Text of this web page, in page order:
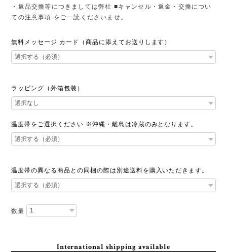
・返品交換等につきましては弊社 ■キャンセル・返金・交換につい
ての注意事項 をご一読くださいませ。
無料メッセージ カード（商品に添えてお送りします）
ラッピング（外箱包装）
温度帯をご選択ください ※沖縄・離島は冷蔵のみとなります。
温度帯の異なる商品との同梱の際は別途送料を購入いただきます。
数量
International shipping available